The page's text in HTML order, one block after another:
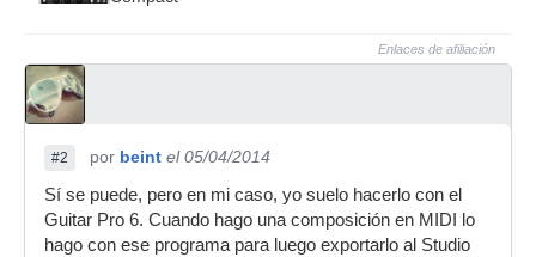
Enlaces de afiliación
#2 por beint el 05/04/2014
Sí se puede, pero en mi caso, yo suelo hacerlo con el
Guitar Pro 6. Cuando hago una composición en MIDI lo
hago con ese programa para luego exportarlo al Studio